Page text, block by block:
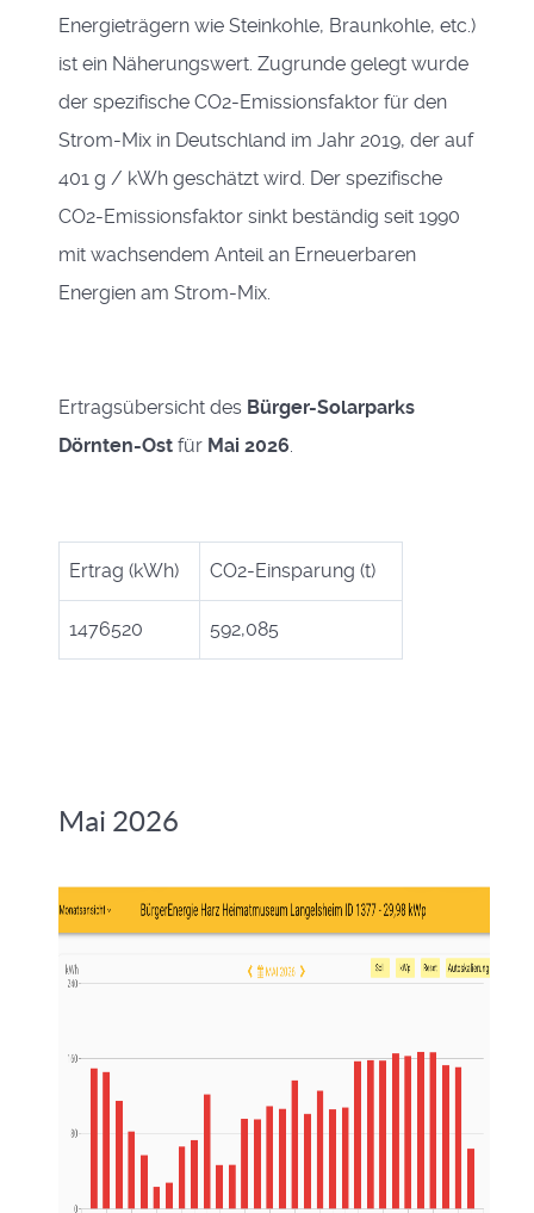
Energieträgern wie Steinkohle, Braunkohle, etc.)
ist ein Näherungswert. Zugrunde gelegt wurde
der spezifische CO2-Emissionsfaktor für den
Strom-Mix in Deutschland im Jahr 2019, der auf
401 g / kWh geschätzt wird. Der spezifische
CO2-Emissionsfaktor sinkt beständig seit 1990
mit wachsendem Anteil an Erneuerbaren
Energien am Strom-Mix.
Ertragsübersicht des Bürger-Solarparks
Dörnten-Ost für Mai 2026.
Ertrag (kWh) CO2-Einsparung (t)
1476520 592,085
Mai 2026